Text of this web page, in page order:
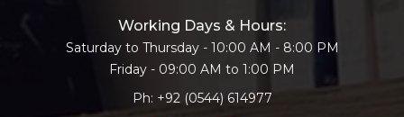
Working Days & Hours:
Saturday to Thursday - 10:00 AM - 8:00 PM
Friday - 09:00 AM to 1:00 PM
Ph: +92 (0544) 614977